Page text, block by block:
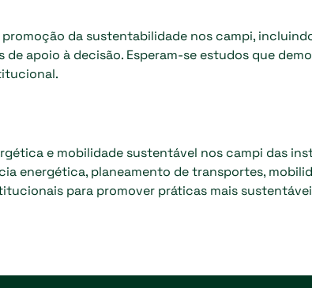
da sustentabilidade nos campi,
apoio à decisão. Esperam-se estudos que
e mobilidade sustentável nos campi das
energética, planeamento de transportes,
para promover práticas mais